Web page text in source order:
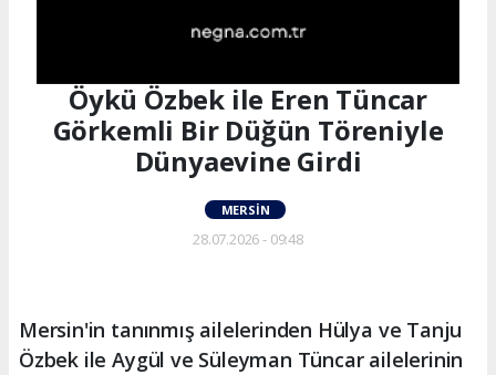
Öykü Özbek ile Eren Tüncar
Görkemli Bir Düğün Töreniyle
Dünyaevine Girdi
MERSIN
28.07.2026 - 09:48
Mersin'in tanınmış ailelerinden Hülya ve Tanju
Özbek ile Aygül ve Süleyman Tüncar ailelerinin